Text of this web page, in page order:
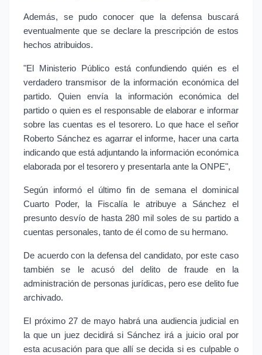
Además, se pudo conocer que la defensa buscará
eventualmente que se declare la prescripción de estos
hechos atribuidos.
"El Ministerio Público está confundiendo quién es el
verdadero transmisor de la información económica del
partido. Quien envía la información económica del
partido o quien es el responsable de elaborar e informar
sobre las cuentas es el tesorero. Lo que hace el señor
Roberto Sánchez es agarrar el informe, hacer una carta
indicando que está adjuntando la información económica
elaborada por el tesorero y presentarla ante la ONPE",
Según informó el último fin de semana el dominical
Cuarto Poder, la Fiscalía le atribuye a Sánchez el
presunto desvío de hasta 280 mil soles de su partido a
cuentas personales, tanto de él como de su hermano.
De acuerdo con la defensa del candidato, por este caso
también se le acusó del delito de fraude en la
administración de personas jurídicas, pero ese delito fue
archivado.
El próximo 27 de mayo habrá una audiencia judicial en
la que un juez decidirá si Sánchez irá a juicio oral por
esta acusación para que allí se decida si es culpable o